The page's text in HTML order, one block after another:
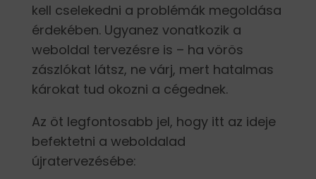
kell cselekedni a problémák megoldása
érdekében. Ugyanez vonatkozik a
weboldal tervezésre is – ha vörös
zászlókat látsz, ne várj, mert hatalmas
károkat tud okozni a cégednek.
Az öt legfontosabb jel, hogy itt az ideje
befektetni a weboldalad
újratervezésébe: